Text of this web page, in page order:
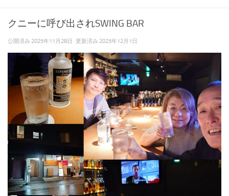
クニーに呼び出されSWING BAR
公開済み 2025年11月28日 · 更新済み 2025年12月1日